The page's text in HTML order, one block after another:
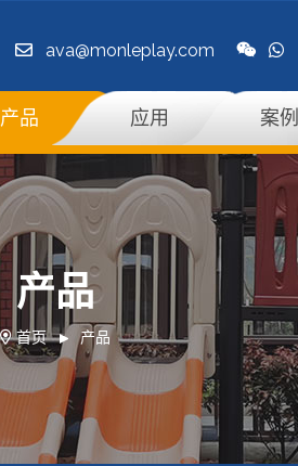
ava@monleplay.com
产品 应用 案例
产品
首页 产品